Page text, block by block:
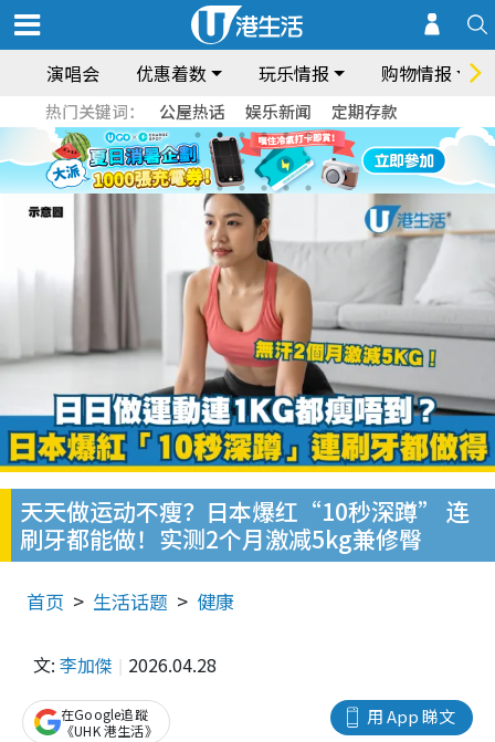
演唱会 优惠着数 玩乐情报 购物情报
热门关键词： 公屋热话 娱乐新闻 定期存款
天天做运动不瘦？日本爆红“10秒深蹲” 连
刷牙都能做！实测2个月激减5kg兼修臀
首页 生活话题 健康
文: 李加傑 2026.04.28
用 App 睇文
在Google追蹤
《UHK 港生活》